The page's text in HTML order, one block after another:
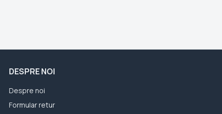
DESPRE NOI
Despre noi
Formular retur